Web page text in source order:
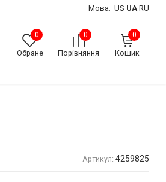
Мова: US UA RU
0
Обране
0
Порівняння
0
Кошик
Артикул: 4259825